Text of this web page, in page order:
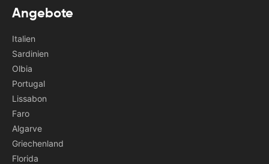
Angebote
Italien
Sardinien
Olbia
Portugal
Lissabon
Faro
Algarve
Griechenland
Florida